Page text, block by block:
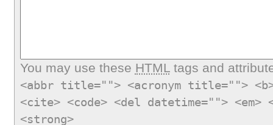
You may use these HTMLtags and
<abbr title=""> <acronym title="">
<cite> <code> <del datetime="">
<strong>